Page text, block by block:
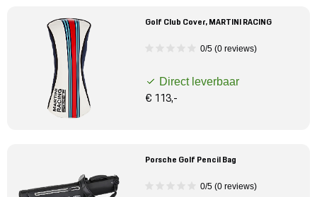
Porsche informatie
Golf Club Cover, MARTINI RACING
0/5 (0 reviews)
Direct leverbaar
€ 113,-
Porsche Golf Pencil Bag
0/5 (0 reviews)